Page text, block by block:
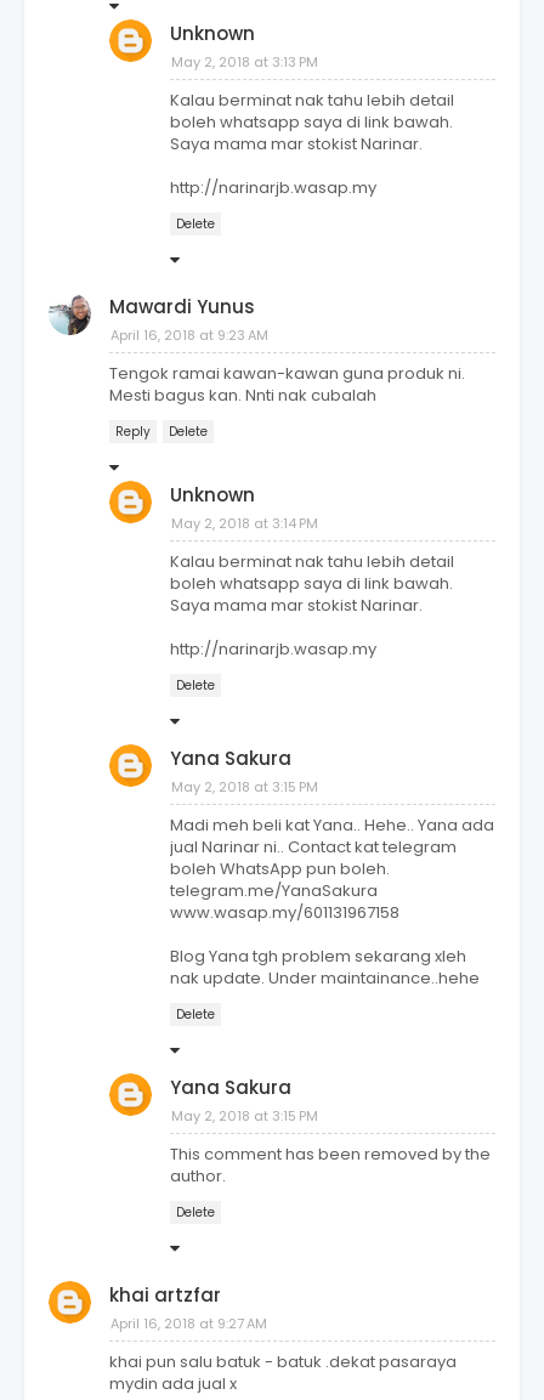
Unknown
May 2, 2018 at 3:13 PM
Kalau berminat nak tahu lebih detail
boleh whatsapp saya di link bawah.
Saya mama mar stokist Narinar.
http://narinarjb.wasap.my
Delete
Mawardi Yunus
April 16, 2018 at 9:23 AM
Tengok ramai kawan-kawan guna produk ni.
Mesti bagus kan. Nnti nak cubalah
Reply Delete
Unknown
May 2, 2018 at 3:14 PM
Kalau berminat nak tahu lebih detail
boleh whatsapp saya di link bawah.
Saya mama mar stokist Narinar.
http://narinarjb.wasap.my
Delete
Yana Sakura
May 2, 2018 at 3:15 PM
Madi meh beli kat Yana.. Hehe.. Yana ada
jual Narinar ni.. Contact kat telegram
boleh WhatsApp pun boleh.
telegram.me/YanaSakura
www.wasap.my/601131967158
Blog Yana tgh problem sekarang xleh
nak update. Under maintainance..hehe
Delete
Yana Sakura
May 2, 2018 at 3:15 PM
This comment has been removed by the
author.
Delete
khai artzfar
April 16, 2018 at 9:27 AM
khai pun salu batuk - batuk .dekat pasaraya
mydin ada jual x